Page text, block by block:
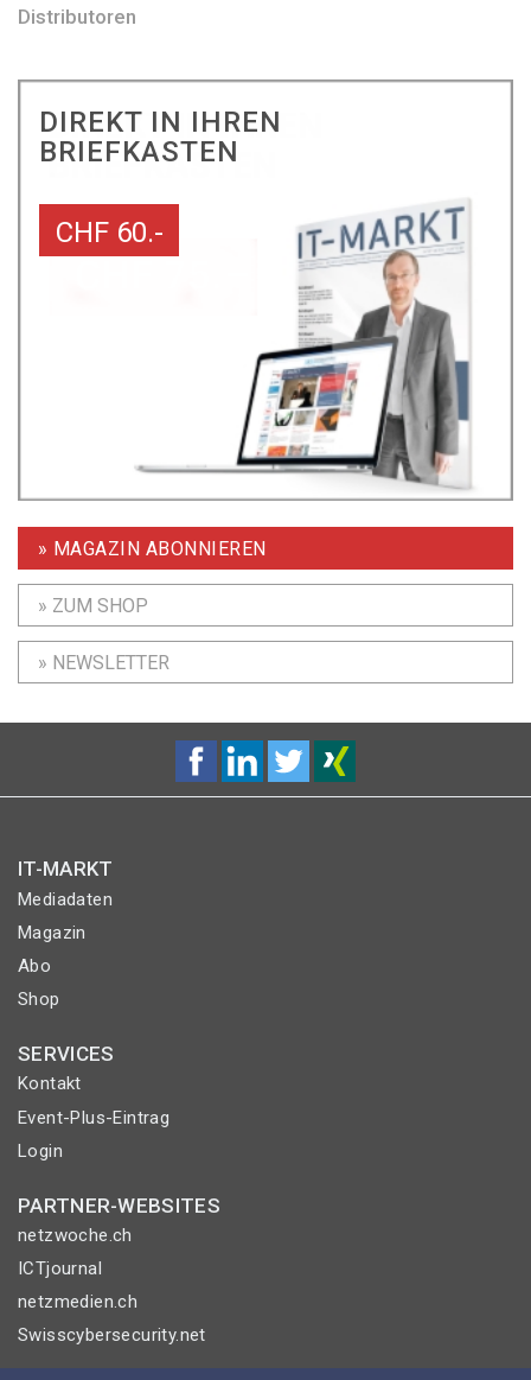
Distributoren
DIREKT IN IHREN
BRIEFKASTEN
CHF 60.-
» MAGAZIN ABONNIEREN
» ZUM SHOP
» NEWSLETTER
IT-MARKT
Mediadaten
Magazin
Abo
Shop
SERVICES
Kontakt
Event-Plus-Eintrag
Login
PARTNER-WEBSITES
netzwoche.ch
ICTjournal
netzmedien.ch
Swisscybersecurity.net